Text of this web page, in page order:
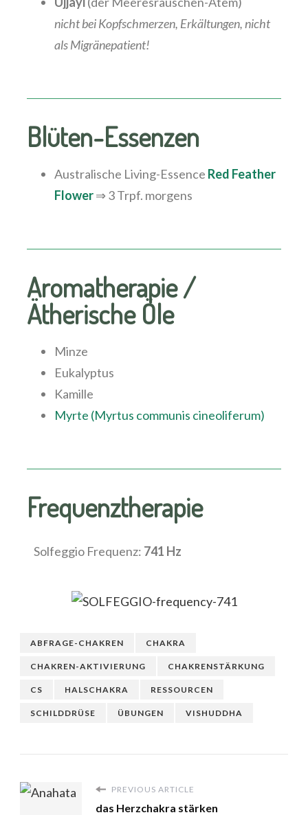
nicht bei Kopfschmerzen, Erkältungen, nicht
als Migränepatient!
Blüten-Essenzen
Australische Living-Essence Red Feather
Flower⇒ 3 Trpf. morgens
Aromatherapie /
Ätherische Öle
Minze
Eukalyptus
Kamille
Myrte (Myrtus communis cineoliferum)
Frequenztherapie
Solfeggio Frequenz: 741 Hz
ABFRAGE-CHAKREN CHAKRA
CHAKREN-AKTIVIERUNG CHAKRENSTÄRKUNG
CS HALSCHAKRA RESSOURCEN
SCHILDDRÜSE ÜBUNGEN VISHUDDHA
PREVIOUS ARTICLE
das Herzchakra stärken